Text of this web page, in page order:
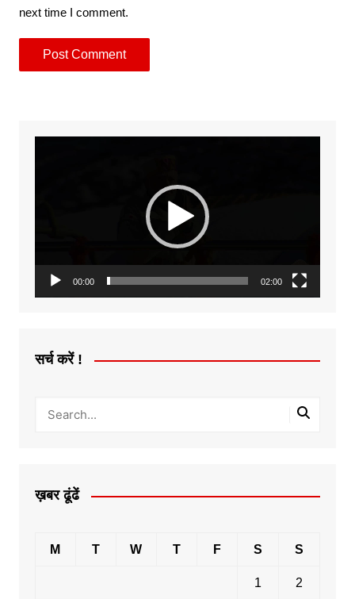
next time I comment.
00:00 02:00
सर्च करें !
ख़बर ढूंढें
M T W T F S S
1 2